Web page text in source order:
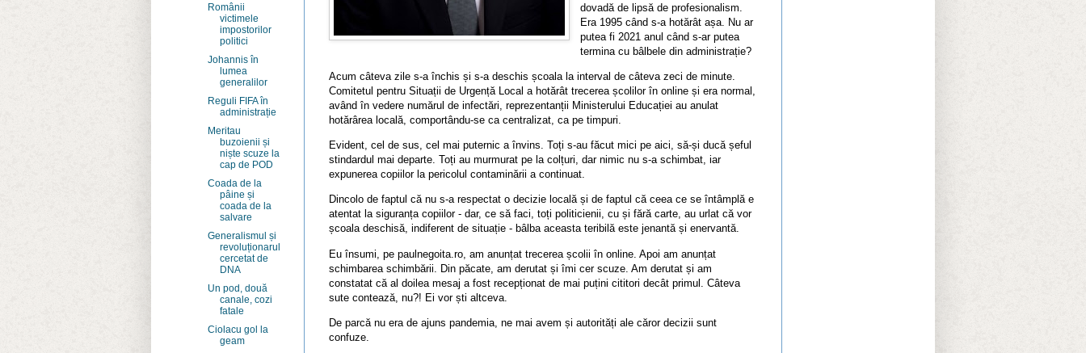
dovadă de lipsă de profesionalism.
Era 1995 când s-a hotărât așa. Nu ar
putea fi 2021 anul când s-ar putea
termina cu bâlbele din administrație?
Acum câteva zile s-a închis și s-a deschis școala la interval de câteva zeci de minute.
Comitetul pentru Situații de Urgență Local a hotărât trecerea școlilor în online și era normal,
având în vedere numărul de infectări, reprezentanții Ministerului Educației au anulat
hotărârea locală, comportându-se ca centralizat, ca pe timpuri.
Evident, cel de sus, cel mai puternic a învins. Toți s-au făcut mici pe aici, să-și ducă șeful
stindardul mai departe. Toți au murmurat pe la colțuri, dar nimic nu s-a schimbat, iar
expunerea copiilor la pericolul contaminării a continuat.
Dincolo de faptul că nu s-a respectat o decizie locală și de faptul că ceea ce se întâmplă e
atentat la siguranța copiilor - dar, ce să faci, toți politicienii, cu și fără carte, au urlat că vor
școala deschisă, indiferent de situație - bâlba aceasta teribilă este jenantă și enervantă.
Eu însumi, pe paulnegoita.ro, am anunțat trecerea școlii în online. Apoi am anunțat
schimbarea schimbării. Din păcate, am derutat și îmi cer scuze. Am derutat și am
constatat că al doilea mesaj a fost recepționat de mai puțini cititori decât primul. Câteva
sute contează, nu?! Ei vor ști altceva.
De parcă nu era de ajuns pandemia, ne mai avem și autorități ale căror decizii sunt
confuze.
Românii
victimele
impostorilor
politici
Johannis în
lumea
generalilor
Reguli FIFA în
administrație
Meritau
buzoienii și
niște scuze la
cap de POD
Coada de la
pâine și
coada de la
salvare
Generalismul și
revoluționarul
cercetat de
DNA
Un pod, două
canale, cozi
fatale
Ciolacu gol la
geam